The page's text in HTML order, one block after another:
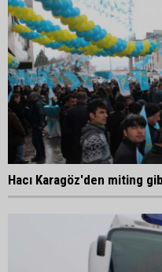
Hacı Karagöz'den miting